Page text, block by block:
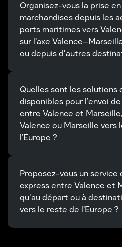
Organisez-vous la prise
marchandises depuis les
ports maritimes vers
sur l’axe
ou depuis d'autres
Quelles sont les solutions
disponibles pour l’envoi
entre Valence et
Valence ou Marseille vers
l’Europe ?
Proposez-vous un service
express entre Valence et
qu'au départ ou à
vers le reste de l’Europe ?